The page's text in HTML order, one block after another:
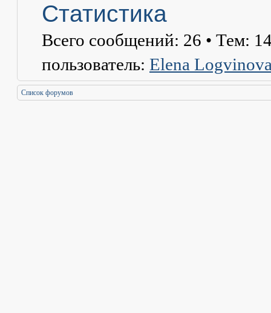
Статистика
Всего сообщений: 26 • Тем:
пользователь: Elena
Список форумов